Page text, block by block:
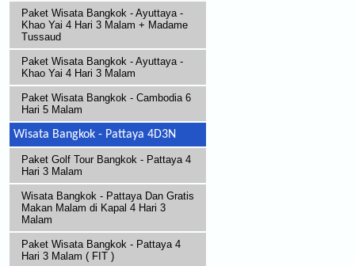
Paket Wisata Bangkok - Ayuttaya -
Khao Yai 4 Hari 3 Malam + Madame
Tussaud
Paket Wisata Bangkok - Ayuttaya -
Khao Yai 4 Hari 3 Malam
Paket Wisata Bangkok - Cambodia 6
Hari 5 Malam
Wisata Bangkok - Pattaya 4D3N
Paket Golf Tour Bangkok - Pattaya 4
Hari 3 Malam
Wisata Bangkok - Pattaya Dan Gratis
Makan Malam di Kapal 4 Hari 3
Malam
Paket Wisata Bangkok - Pattaya 4
Hari 3 Malam ( FIT )